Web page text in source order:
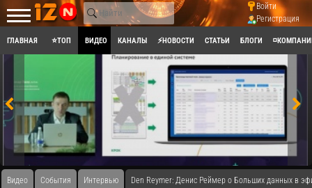
Войти
Регистрация
ГЛАВНАЯ ⭐ТОП ВИДЕО КАНАЛЫ ⚡НОВОСТИ СТАТЬИ БЛОГИ
Видео События Интервью Den Reymer: Денис Реймер о Больших данных в